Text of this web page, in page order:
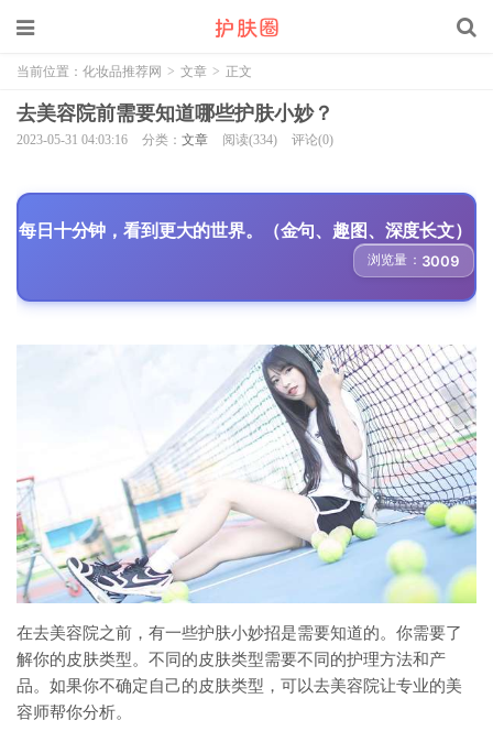
当前位置： 化妆品推荐网 > 文章 > 正文
去美容院前需要知道哪些护肤小妙？
2023-05-31 04:03:16 分类： 文章 阅读(334) 评论(0)
每日十分钟，看到更大的世界。（金句、趣图、深度长文）
浏览量： 3009
在去美容院之前，有一些护肤小妙招是需要知道的。你需要了
解你的皮肤类型。不同的皮肤类型需要不同的护理方法和产
品。如果你不确定自己的皮肤类型，可以去美容院让专业的美
容师帮你分析。